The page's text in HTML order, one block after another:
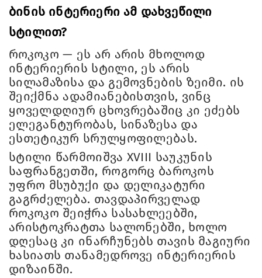
ბინის ინტერიერი ამ დახვეწილი
სტილით?
როკოკო — ეს არ არის მხოლოდ
ინტერიერის სტილი, ეს არის
სილამაზისა და გემოვნების ზეიმი. ის
შეიქმნა ადამიანებისთვის, ვინც
ყოველდღიურ ცხოვრებაშიც კი ეძებს
ელეგანტურობას, სინაზესა და
ესთეტიკურ სრულყოფილებას.
სტილი წარმოიშვა XVIII საუკუნის
საფრანგეთში, როგორც ბაროკოს
უფრო მსუბუქი და დელიკატური
გაგრძელება. თავდაპირველად
როკოკო შეიჭრა სასახლეებში,
არისტოკრატთა სალონებში, ხოლო
დღესაც კი ინარჩუნებს თავის მაგიური
ხასიათს თანამედროვე ინტერიერის
დიზაინში.